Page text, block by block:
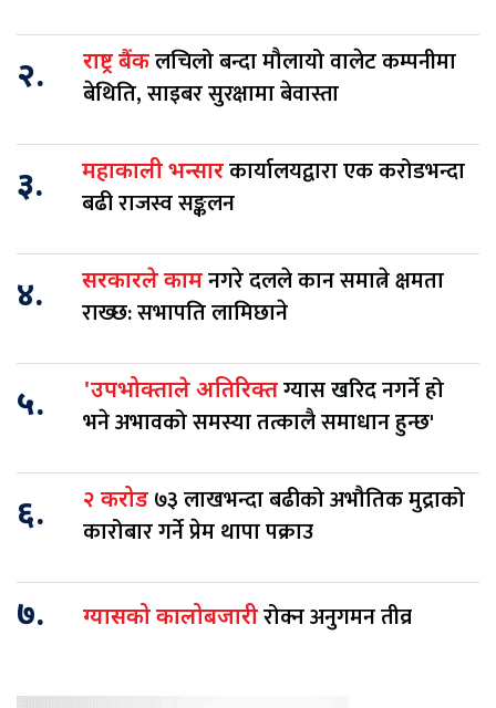
२. राष्ट्र बैंकलचिलो बन्दा मौलायो वालेट कम्पनीमा
बेथिति, साइबर सुरक्षामा बेवास्ता
३. महाकाली भन्सारकार्यालयद्वारा एक करोडभन्दा
बढी राजस्व सङ्कलन
४. सरकारले कामनगरे दलले कान समात्ने क्षमता
राख्छ: सभापति लामिछाने
५. 'उपभोक्ताले अतिरिक्तग्यास खरिद नगर्ने हो
भने अभावको समस्या तत्कालै समाधान हुन्छ'
६. २ करोड ७३ लाखभन्दा बढीको अभौतिक मुद्राको
कारोबार गर्ने प्रेम थापा पक्राउ
७. ग्यासको कालोबजारीरोक्न अनुगमन तीव्र